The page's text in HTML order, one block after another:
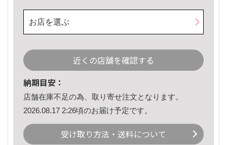
お店を選ぶ
近くの店舗を確認する
納期目安：
店舗在庫不足の為、取り寄せ注文となります。
2026.08.17 2:26頃のお届け予定です。
受け取り方法・送料について